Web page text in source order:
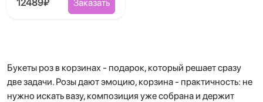
12489₽ Заказать
Букеты роз в корзинах - подарок, который решает сразу
две задачи. Розы дают эмоцию, корзина - практичность: не
нужно искать вазу, композиция уже собрана и держит